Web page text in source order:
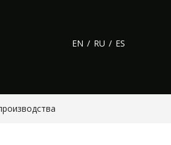
EN / RU / ES